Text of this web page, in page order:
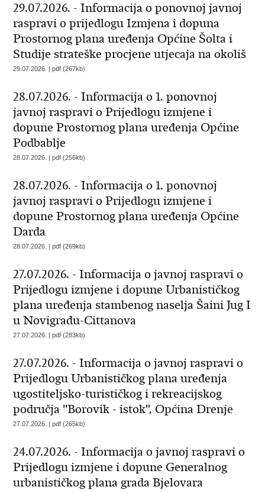
29.07.2026. - Informacija o ponovnoj javnoj
raspravi o prijedlogu Izmjena i dopuna
Prostornog plana uređenja Općine Šolta i
Studije strateške procjene utjecaja na okoliš
29.07.2026. | pdf (267kb)
28.07.2026. - Informacija o 1. ponovnoj
javnoj raspravi o Prijedlogu izmjene i
dopune Prostornog plana uređenja Općine
Podbablje
28.07.2026. | pdf (256kb)
28.07.2026. - Informacija o 1. ponovnoj
javnoj raspravi o Prijedlogu izmjene i
dopune Prostornog plana uređenja Općine
Darda
28.07.2026. | pdf (269kb)
27.07.2026. - Informacija o javnoj raspravi o
Prijedlogu izmjene i dopune Urbanističkog
plana uređenja stambenog naselja Šaini Jug I
u Novigradu-Cittanova
27.07.2026. | pdf (283kb)
27.07.2026. - Informacija o javnoj raspravi o
Prijedlogu Urbanističkog plana uređenja
ugostiteljsko-turističkog i rekreacijskog
područja "Borovik - istok", Općina Drenje
27.07.2026. | pdf (265kb)
24.07.2026. - Informacija o javnoj raspravi o
Prijedlogu izmjene i dopune Generalnog
urbanističkog plana grada Bjelovara